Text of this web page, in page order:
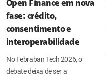
Open Finance em nova
fase: crédito,
consentimento e
interoperabilidade
No Febraban Tech 2026, o
debate deixa de ser a